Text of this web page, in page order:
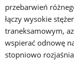
przebarwień
łączy wysokie
traneksamowym,
wspierać odnowę
stopniowo